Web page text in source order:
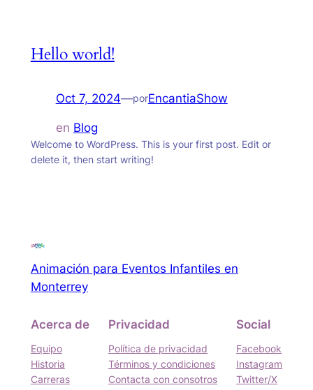
Hello world!
Oct 7, 2024—porEncantiaShow
en Blog
Welcome to WordPress. This is your first post. Edit or
delete it, then start writing!
Animación para Eventos Infantiles en
Monterrey
Acerca de
Equipo
Historia
Carreras
Privacidad
Política de privacidad
Términos y condiciones
Contacta con consotros
Social
Facebook
Instagram
Twitter/X